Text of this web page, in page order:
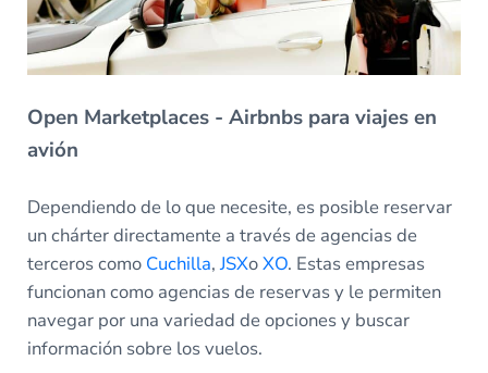
Open Marketplaces - Airbnbs para viajes en
avión
Dependiendo de lo que necesite, es posible reservar
un chárter directamente a través de agencias de
terceros como Cuchilla,JSXoXO. Estas empresas
funcionan como agencias de reservas y le permiten
navegar por una variedad de opciones y buscar
información sobre los vuelos.